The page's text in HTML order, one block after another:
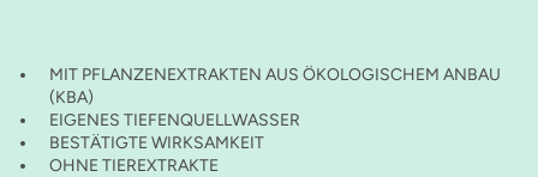
MIT PFLANZENEXTRAKTEN AUS ÖKOLOGISCHEM ANBAU
(KBA)
EIGENES TIEFENQUELLWASSER
BESTÄTIGTE WIRKSAMKEIT
OHNE TIEREXTRAKTE